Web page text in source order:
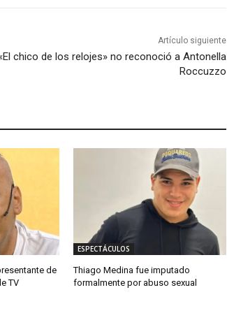
Artículo siguiente
chico de los relojes» no reconoció a Antonella
Roccuzzo
de
TV
ESPECTÁCULOS
Thiago Medina fue imputado
formalmente por abuso sexual